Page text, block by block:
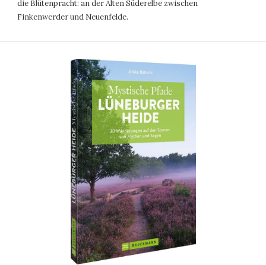
die Blütenpracht: an der Alten Süderelbe zwischen
Finkenwerder und Neuenfelde.